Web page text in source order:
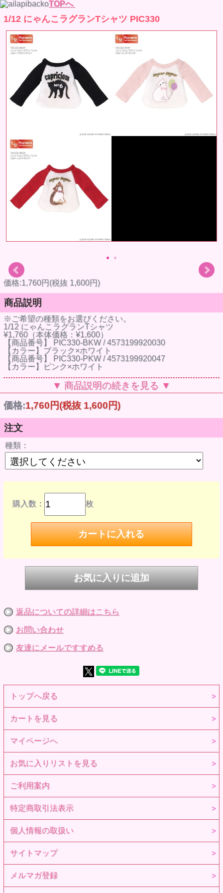
TOPへ
1/12 にゃんこラグランTシャツ PIC330
価格:1,760円(税抜 1,600円)
商品説明
※ご希望の種類をお選びください。
1/12 にゃんこラグランTシャツ
¥1,760（本体価格：¥1,600）
【商品番号】 PIC330-BKW / 4573199920030
【カラー】ブラック×ホワイト
【商品番号】 PIC330-PKW / 4573199920047
【カラー】ピンク×ホワイト
【商品番号】 PIC330-RDW / 4573199920054
【カラー】レッド×ホワイト
【サイズ】ピコニーモ(1/12サイズボディ)推奨
衣装サイズ対応表
ピコニーモ女の子 Sボディ LLバスト ◎
ピコニーモ女の子 Mボディ Mバスト ◎
ピコニーモ女の子 Mボディ LLバスト ◎
ピコニーモ男の子 Sボディ 男の子Sバスト ◎
ピコニーモ男の子 Mボディ 男の子Ｍバスト ◎
ピコニーモD女の子 Dボディ Sバスト/Ｄ手足 ◎
ピコニーモD女の子 Dボディ Sバスト/小手足 ◎
ピコニーモD女の子 D妹ボディ Sバスト/Ｄ手足 ◎
ピコニーモD女の子 D妹ボディ Sバスト/小手足 ◎
ピコニーモD男の子 D男の子ボディ 男の子Ｓバスト/Ｄ手足
ピコニーモD男の子 D男の子ボディ 男の子Ｓバスト/小手足
ピコニーモP Pボディ Sバスト ◎
〇： サイズが大きめで丈や幅が変わりますが着用できます
△： サイズが小さめで丈や幅が変わりますが着用できます
【メーカー】アゾンインターナショナル
▼ 商品説明の続きを見る ▼
価格:1,760円(税抜 1,600円)
注文
種類：
購入数： 枚
返品についての詳細はこちら
お問い合わせ
友達にメールですすめる
トップへ戻る
カートを見る
マイページへ
お気に入りリストを見る
ご利用案内
特定商取引法表示
個人情報の取扱い
サイトマップ
メルマガ登録